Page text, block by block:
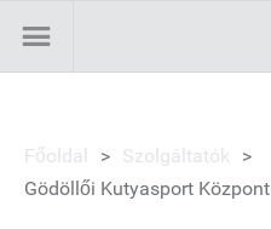
Főoldal > Szolgáltatók
>
Gödöllői Kutyasport Központ